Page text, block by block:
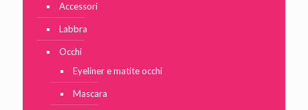
Accessori
Labbra
Occhi
Eyeliner e matite occhi
Mascara